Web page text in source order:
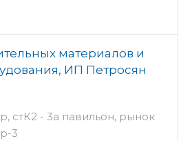
материалов и
ИП Петросян
стК2 - 3а павильон, рынок
3